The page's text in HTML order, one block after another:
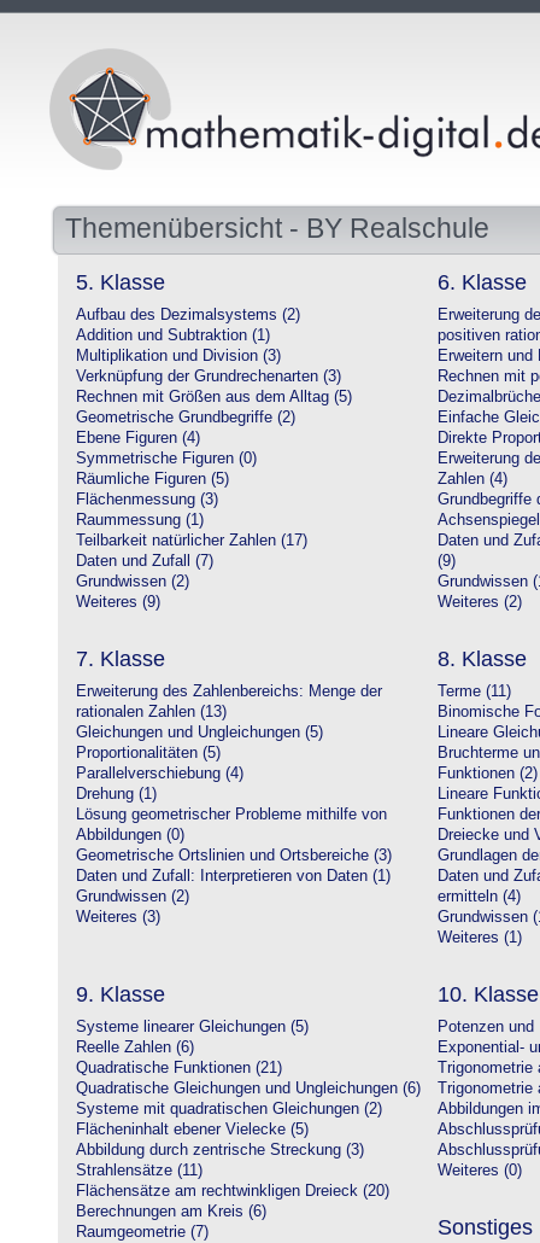
Themenübersicht - BY Realschule
5. Klasse
Aufbau des Dezimalsystems (2)
Addition und Subtraktion (1)
Multiplikation und Division (3)
Verknüpfung der Grundrechenarten (3)
Rechnen mit Größen aus dem Alltag (5)
Geometrische Grundbegriffe (2)
Ebene Figuren (4)
Symmetrische Figuren (0)
Räumliche Figuren (5)
Flächenmessung (3)
Raummessung (1)
Teilbarkeit natürlicher Zahlen (17)
Daten und Zufall (7)
Grundwissen (2)
Weiteres (9)
6. Klasse
Erweiterung
positiven
Erweitern und
Rechnen mit
Einfache
Direkte
Erweiterung
Zahlen (4)
Grundbegriffe
Daten und
(9)
Grundwissen
Weiteres (2)
7. Klasse
Erweiterung des Zahlenbereichs: Menge der
rationalen Zahlen (13)
Gleichungen und Ungleichungen (5)
Proportionalitäten (5)
Parallelverschiebung (4)
Drehung (1)
Lösung geometrischer Probleme mithilfe von
Abbildungen (0)
Geometrische Ortslinien und Ortsbereiche (3)
Daten und Zufall: Interpretieren von Daten (1)
Grundwissen (2)
Weiteres (3)
8. Klasse
Terme (11)
Binomische
Lineare
Bruchterme
Funktionen (2)
Lineare
Funktionen
Dreiecke und
Grundlagen
Daten und
ermitteln (4)
Grundwissen
Weiteres (1)
9. Klasse
Systeme linearer Gleichungen (5)
Reelle Zahlen (6)
Quadratische Funktionen (21)
Quadratische Gleichungen und Ungleichungen (6)
Systeme mit quadratischen Gleichungen (2)
Flächeninhalt ebener Vielecke (5)
Abbildung durch zentrische Streckung (3)
Strahlensätze (11)
Flächensätze am rechtwinkligen Dreieck (20)
Berechnungen am Kreis (6)
Raumgeometrie (7)
10. Klasse
Potenzen
Exponential-
Abbildungen
Weiteres (0)
Sonstiges